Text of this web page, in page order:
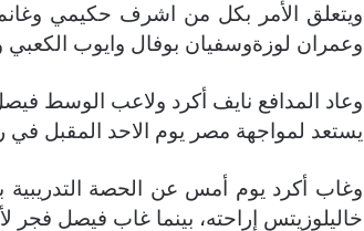
ويتعلق الأمر بكل من اشرف حكيمي
وعمران لوزةوسفيان بوفال وايوب
وعاد المدافع نايف أكرد ولاعب الوسط
يستعد لمواجهة مصر يوم الاحد المقبل في
وغاب أكرد يوم أمس عن الحصة
خاليلوزيتس إراحته، بينما غاب فيصل فجر